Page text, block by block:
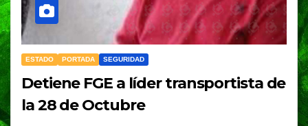
ESTADO PORTADA SEGURIDAD
Detiene FGE a líder transportista de
la 28 de Octubre